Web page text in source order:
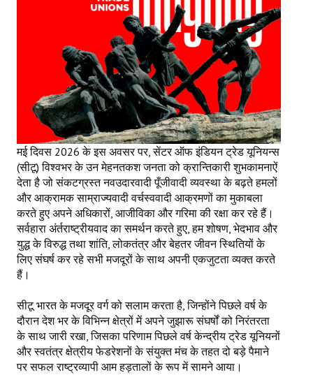
General Council
State Committees
STRUGGLE
Independent
Joint
Mazdoor - Kisan Sangharsh Rally
DOCUMENTS
Citu Documents
Mahadharna 2017
Books
Campaigning Materials
मई दिवस 2026 के इस अवसर पर, सेंटर ऑफ इंडियन ट्रेड यूनियन्स
(सीटू) विश्वभर के उन मेहनतकश जनता को क्रान्तिकारी शुभकामनाऐं
देता है जो संकटग्रस्त नवउदारवादी पूँजीवादी व्यवस्था के बढ़ते हमलों
और आक्रामक साम्राज्यवादी वर्चस्ववादी आक्रमणों का मुकाबला
करते हुए अपने अधिकारों, आजीविका और गरिमा की रक्षा कर रहे हैं।
सर्वहारा अंर्तराष्ट्रीयवाद का समर्थन करते हुए, हम शोषण, भेदभाव और
युद्ध के विरुद्ध तथा शांति, लोकतंत्र और बेहतर जीवन स्थितियों के
लिए संघर्ष कर रहे सभी मजदूरों के साथ अपनी एकजुटता व्यक्त करते
हैं।
सीटू भारत के मजदूर वर्ग को सलाम करता है, जिन्होंने पिछले वर्ष के
दौरान देश भर के विभिन्न क्षेत्रों में अपने जुझारू संघर्षों को निरंतरता
के साथ जारी रखा, जिसका परिणाम पिछले वर्ष केन्द्रीय ट्रेड यूनियनों
और स्वतंत्र क्षेत्रीय फेडरेशनों के संयुक्त मंच के तहत दो बड़े पैमाने
पर सफल राष्ट्रव्यापी आम हड़तालों के रूप में सामने आया।